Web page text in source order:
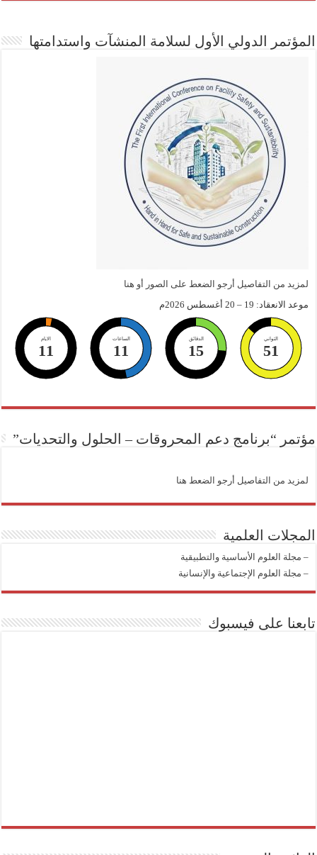
المؤتمر الدولي الأول لسلامة المنشآت واستدامتها
لمزيد من التفاصيل أرجو الضعط على الصور أو هنا
موعد الانعقاد: 19 – 20 أغسطس 2026م
الايام
11
الساعات
11
الدقائق
15
الثواني
51
مؤتمر “برنامج دعم المحروقات – الحلول والتحديات”
لمزيد من التفاصيل أرجو الضعط هنا
المجلات العلمية
– مجلة العلوم الأساسية والتطبيقية
– مجلة العلوم الإجتماعية والإنسانية
تابعنا على فيسبوك